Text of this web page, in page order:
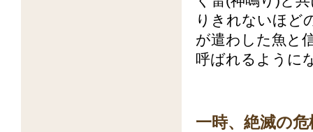
りきれないほど
が遣わした魚と
呼ばれるように
一時、絶滅の